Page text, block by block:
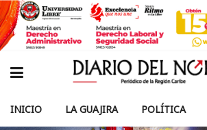
INICIO LA GUAJIRA POLÍTICA